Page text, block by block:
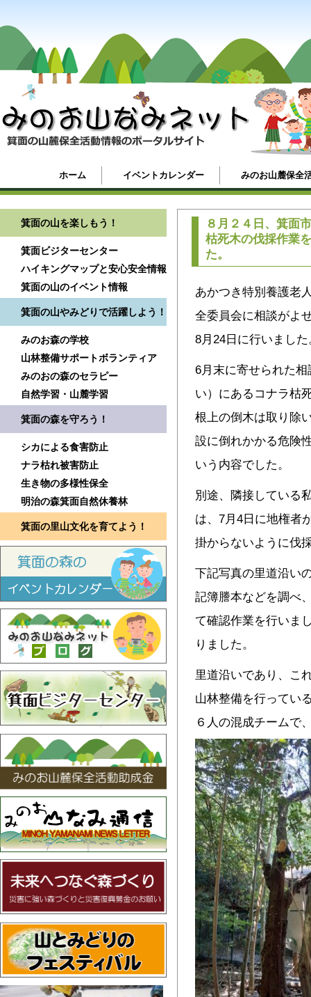
ホーム イベントカレンダー みのお山麓保全
箕面の山を楽しもう！
箕面ビジターセンター
ハイキングマップと安心安全情報
箕面の山のイベント情報
箕面の山やみどりで活躍しよう！
みのお森の学校
山林整備サポートボランティア
みのおの森のセラピー
自然学習・山麓学習
箕面の森を守ろう！
シカによる食害防止
ナラ枯れ被害防止
生き物の多様性保全
明治の森箕面自然休養林
箕面の里山文化を育てよう！
８月２４日、箕面
枯死木の伐採作業
た。
あかつき特別養護老
全委員会に相談がよ
8月24日に行いました
6月末に寄せられた
い）にあるコナラ枯
根上の倒木は取り除
設に倒れかかる危険
いう内容でした。
別途、隣接している
は、7月4日に地権者
掛からないように伐
下記写真の里道沿い
記簿謄本などを調べ
て確認作業を行いま
りました。
里道沿いであり、こ
山林整備を行ってい
６人の混成チームで